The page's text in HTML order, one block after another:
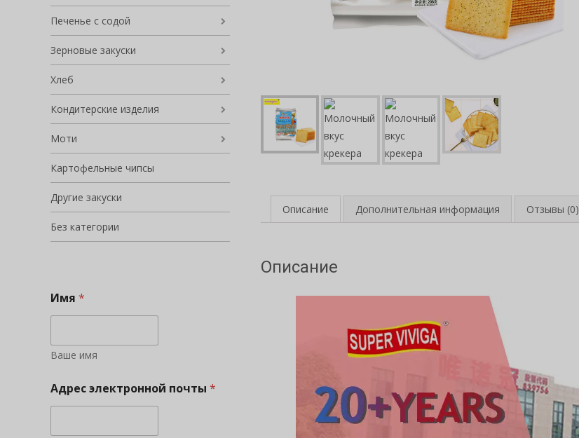
Описание Дополнительная информация Отзывы (0)
Описание
Печенье с содой
Зерновые закуски
Хлеб
Кондитерские изделия
Моти
Картофельные чипсы
Другие закуски
Без категории
Имя *
Ваше имя
Адрес электронной почты *